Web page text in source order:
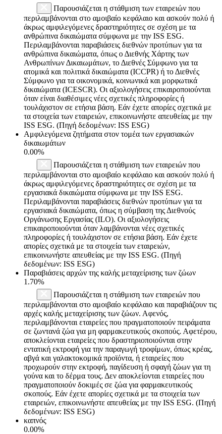
Παρουσιάζεται η στάθμιση των εταιρειών που
περιλαμβάνονται στο αμοιβαίο κεφάλαιο και ασκούν πολύ ή
άκρως αμφιλεγόμενες δραστηριότητες σε σχέση με τα
ανθρώπινα δικαιώματα σύμφωνα με την ISS ESG.
Περιλαμβάνονται παραβιάσεις διεθνών προτύπων για τα
ανθρώπινα δικαιώματα, όπως ο Διεθνής Χάρτης των
Ανθρωπίνων Δικαιωμάτων, το Διεθνές Σύμφωνο για τα
ατομικά και πολιτικά δικαιώματα (ICCPR) ή το Διεθνές
Σύμφωνο για τα οικονομικά, κοινωνικά και μορφωτικά
δικαιώματα (ICESCR). Οι αξιολογήσεις επικαιροποιούνται
όταν είναι διαθέσιμες νέες σχετικές πληροφορίες ή
τουλάχιστον σε ετήσια βάση. Εάν έχετε απορίες σχετικά με
τα στοιχεία των εταιρειών, επικοινωνήστε απευθείας με την
ISS ESG. (Πηγή δεδομένων: ISS ESG)
Αμφιλεγόμενα ζητήματα στον τομέα των εργασιακών
δικαιωμάτων
0.00%
Παρουσιάζεται η στάθμιση των εταιρειών που
περιλαμβάνονται στο αμοιβαίο κεφάλαιο και ασκούν πολύ ή
άκρως αμφιλεγόμενες δραστηριότητες σε σχέση με τα
εργασιακά δικαιώματα σύμφωνα με την ISS ESG.
Περιλαμβάνονται παραβιάσεις διεθνών προτύπων για τα
εργασιακά δικαιώματα, όπως η σύμβαση της Διεθνούς
Οργάνωσης Εργασίας (ILO). Οι αξιολογήσεις
επικαιροποιούνται όταν λαμβάνονται νέες σχετικές
πληροφορίες ή τουλάχιστον σε ετήσια βάση. Εάν έχετε
απορίες σχετικά με τα στοιχεία των εταιρειών,
επικοινωνήστε απευθείας με την ISS ESG. (Πηγή
δεδομένων: ISS ESG)
Παραβιάσεις αρχών της καλής μεταχείρισης των ζώων
1.70%
Παρουσιάζεται η στάθμιση των εταιρειών που
περιλαμβάνονται στο αμοιβαίο κεφάλαιο και παραβιάζουν τις
αρχές καλής μεταχείρισης των ζώων. Αφενός,
περιλαμβάνονται εταιρείες που πραγματοποιούν πειράματα
σε ζωντανά ζώα για μη φαρμακευτικούς σκοπούς. Αφετέρου,
αποκλείονται εταιρείες που δραστηριοποιούνται στην
εντατική εκτροφή για την παραγωγή τροφίμων, όπως κρέας,
αβγά και γαλακτοκομικά προϊόντα, ή εταιρείες που
προχωρούν στην εκτροφή, παγίδευση ή σφαγή ζώων για τη
γούνα και το δέρμα τους. Δεν αποκλείονται εταιρείες που
πραγματοποιούν δοκιμές σε ζώα για φαρμακευτικούς
σκοπούς. Εάν έχετε απορίες σχετικά με τα στοιχεία των
εταιρειών, επικοινωνήστε απευθείας με την ISS ESG. (Πηγή
δεδομένων: ISS ESG)
καπνός
0.00%